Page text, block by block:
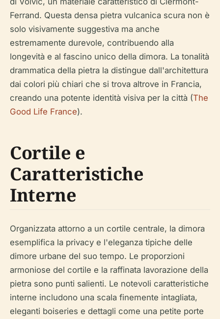
Ferrand. Questa densa pietra vulcanica scura non è
solo visivamente suggestiva ma anche
estremamente durevole, contribuendo alla
longevità e al fascino unico della dimora. La tonalità
drammatica della pietra la distingue dall'architettura
dai colori più chiari che si trova altrove in Francia,
creando una potente identità visiva per la città (The
Good Life France).
Cortile e
Caratteristiche
Interne
Organizzata attorno a un cortile centrale, la dimora
esemplifica la privacy e l'eleganza tipiche delle
dimore urbane del suo tempo. Le proporzioni
armoniose del cortile e la raffinata lavorazione della
pietra sono punti salienti. Le notevoli caratteristiche
interne includono una scala finemente intagliata,
eleganti boiseries e dettagli come una petite porte